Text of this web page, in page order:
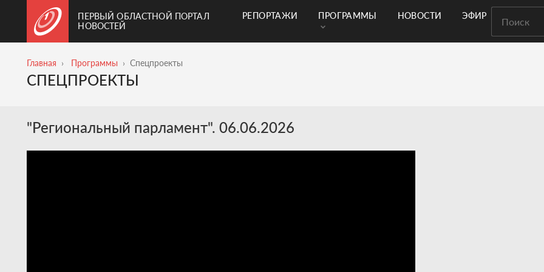
ПЕРВЫЙ ОБЛАСТНОЙ ПОРТАЛ
НОВОСТЕЙ
РЕПОРТАЖИ ПРОГРАММЫ НОВОСТИ ЭФИР
Главная Программы Спецпроекты
СПЕЦПРОЕКТЫ
"Региональный парламент". 06.06.2026